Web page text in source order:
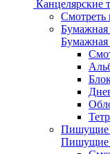
Канцелярские
Смотреть
Бумажная
Бумажная
Пишущие
Пишущие